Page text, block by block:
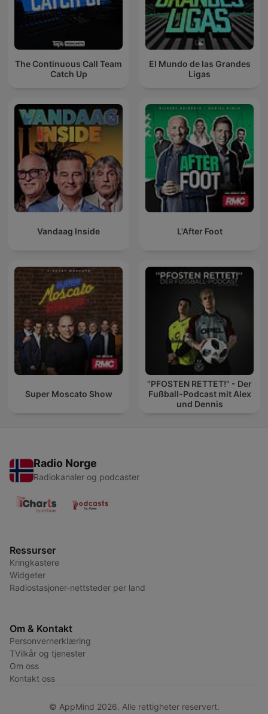
The Continuous Call Team
Catch Up
El Mundo de las Grandes
Ligas
Vandaag Inside L'After Foot
Super Moscato Show
"PFOSTEN RETTET!" - Der
Fußball-Podcast mit Alex
und Dennis
Radio Norge
Radiokanaler og podcaster
Ressurser
Kringkastere
Widgeter
Radiostasjoner-nettsteder per land
Om & Kontakt
Personvernerklæring
TVilkår og tjenester
Om oss
Kontakt oss
© AppMind 2026. Alle rettigheter reservert.